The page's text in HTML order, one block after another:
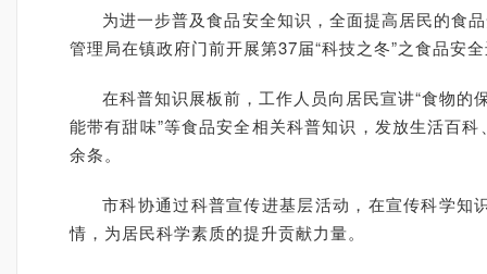
为进一步普及食品安全知识，全面提高居民的食
管理局在镇政府门前开展第37届“科技之冬”之食品安
在科普知识展板前， 工作人员向居民宣讲“食物的
能带有甜味”等食品安全相关科普知识，发放生活百
余条。
市科协通过科普宣传进基层活动，在宣传科学
情，为居民科学素质的提升贡献力量。